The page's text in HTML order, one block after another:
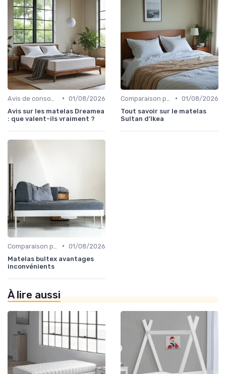
• 01/08/2026
Avis sur les matelas Dreamea
: que valent-ils vraiment ?
• 01/08/2026
Tout savoir sur le matelas
Sultan d'Ikea
• 01/08/2026
Matelas bultex avantages
inconvénients
À lire aussi